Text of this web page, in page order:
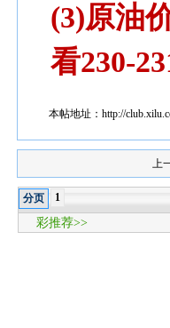
(3)原油
看230-
本帖地址：http://
上
分页 1
彩推荐>>